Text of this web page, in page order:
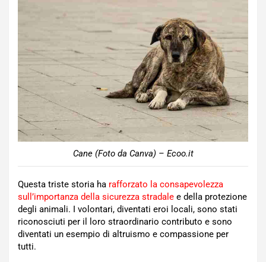
Cane (Foto da Canva) – Ecoo.it
Questa triste storia ha rafforzato la consapevolezza
sull’importanza della sicurezza stradale e della protezione
degli animali. I volontari, diventati eroi locali, sono stati
riconosciuti per il loro straordinario contributo e sono
diventati un esempio di altruismo e compassione per
tutti.